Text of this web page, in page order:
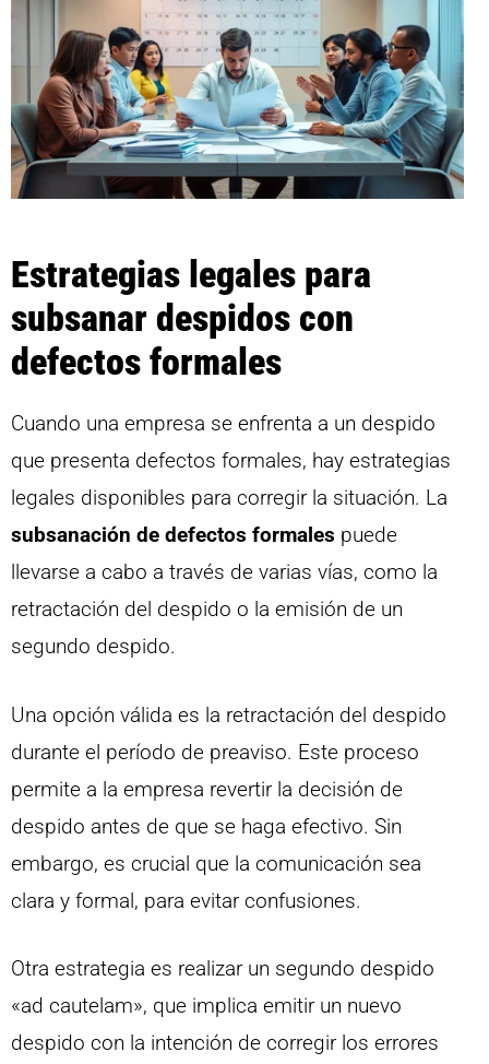
Estrategias legales para
subsanar despidos con
defectos formales
Cuando una empresa se enfrenta a un despido
que presenta defectos formales, hay estrategias
legales disponibles para corregir la situación. La
subsanación de defectos formales puede
llevarse a cabo a través de varias vías, como la
retractación del despido o la emisión de un
segundo despido.
Una opción válida es la retractación del despido
durante el período de preaviso. Este proceso
permite a la empresa revertir la decisión de
despido antes de que se haga efectivo. Sin
embargo, es crucial que la comunicación sea
clara y formal, para evitar confusiones.
Otra estrategia es realizar un segundo despido
«ad cautelam», que implica emitir un nuevo
despido con la intención de corregir los errores